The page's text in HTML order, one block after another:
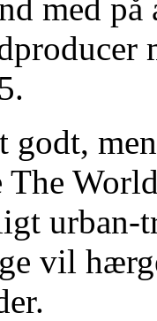
med
The
urban-
vil